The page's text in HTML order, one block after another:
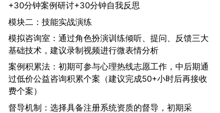
+30分钟案例研讨+30分钟自我反思
模块二：技能实战演练
模拟咨询室：通过角色扮演训练倾听、提问、反馈三大
基础技术，建议录制视频进行微表情分析
案例积累法：初期可参与心理热线志愿工作，中后期通
过低价公益咨询积累个案（建议完成50+小时后再接收
费个案）
督导机制：选择具备注册系统资质的督导，初期采